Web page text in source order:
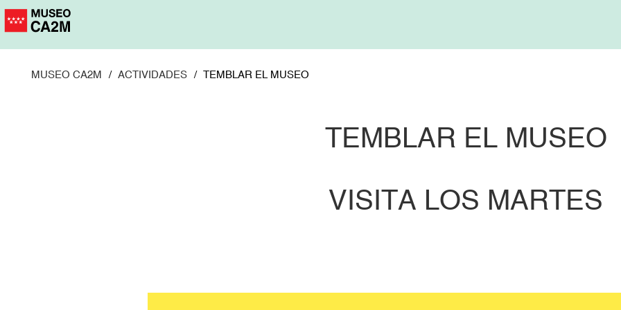
Pasar
MUSEO CA2M ACTIVIDADES TEMBLAR EL MUSEO
TEMBLAR EL MUSEO
VISITA LOS MARTES